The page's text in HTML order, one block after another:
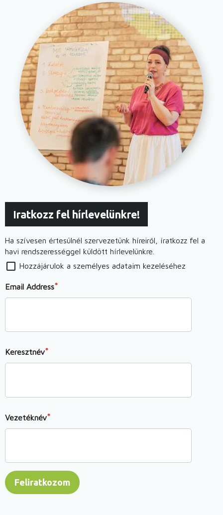
Iratkozz fel hírlevelünkre!
Ha szívesen értesülnél szervezetünk híreiről, íratkozz fel a
havi rendszerességgel küldött hírlevelünkre.
Hozzájárulok a személyes adataim kezeléséhez
Email Address
Keresztnév
Vezetéknév